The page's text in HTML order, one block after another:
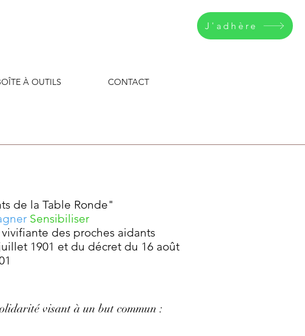
J'adhère
À OUTILS CONTACT
de la Table Ronde"
Sensibiliser
des proches aidants
1901 et du décret du 16 août
visant à un but commun :